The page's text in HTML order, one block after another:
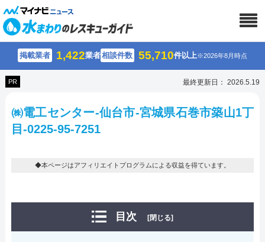
掲載業者 1,422業者相談件数 55,710件以上※2026年8月時点
PR 最終更新日： 2026.5.19
㈱電工センター-仙台市-宮城県石巻市築山1丁
目-0225-95-7251
◆本ページはアフィリエイトプログラムによる収益を得ています。
目次 [閉じる]